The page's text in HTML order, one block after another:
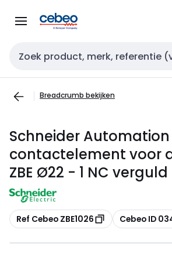
naar
naar
Zoekveld invoer
Breadcrumb bekijken
Schneider
contactelement voor
ZBE Ø22 - 1 NC verguld
Kopiëren
Ref Cebeo ZBE1026 Kopiëren
Cebeo ID